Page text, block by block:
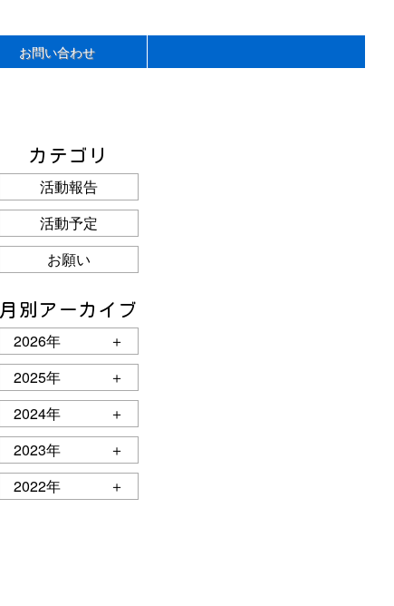
お問い合わせ
カテゴリ
活動報告
活動予定
お願い
月別アーカイブ
2026年
＋
2025年
＋
2024年
＋
2023年
＋
2022年
＋